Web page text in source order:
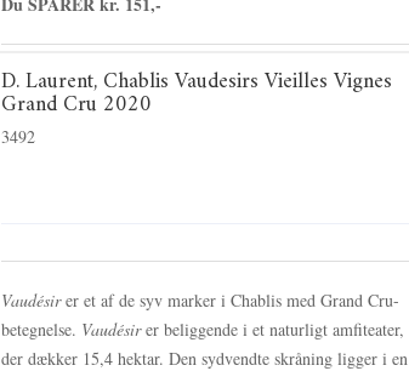
D. Laurent, Chablis Vaudesirs Vieilles Vignes
Grand Cru 2020
3492
Vaudésirer et af de syv marker i Chablis med Grand Cru-
betegnelse. Vaudésirer beliggende i et naturligt amfiteater,
der dækker 15,4 hektar.Den sydvendte skråning ligger i en